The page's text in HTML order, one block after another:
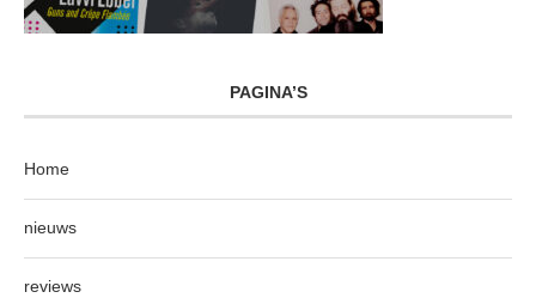
PAGINA’S
Home
nieuws
reviews